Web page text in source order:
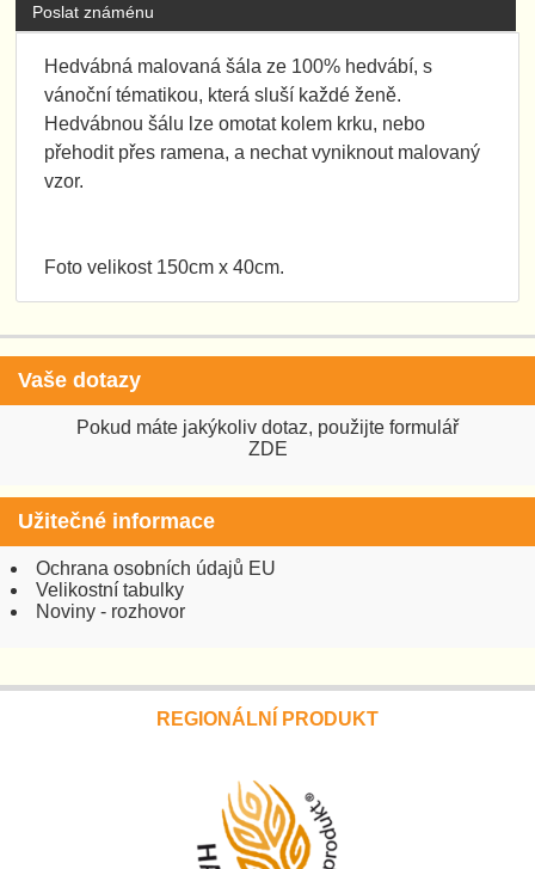
Poslat známénu
Hedvábná malovaná šála ze 100% hedvábí, s
vánoční tématikou, která sluší každé ženě.
Hedvábnou šálu lze omotat kolem krku, nebo
přehodit přes ramena, a nechat vyniknout malovaný
vzor.
Foto velikost 150cm x 40cm.
Vaše dotazy
Pokud máte jakýkoliv dotaz, použijte formulář
ZDE
Užitečné informace
Ochrana osobních údajů EU
Velikostní tabulky
Noviny - rozhovor
REGIONÁLNÍ PRODUKT